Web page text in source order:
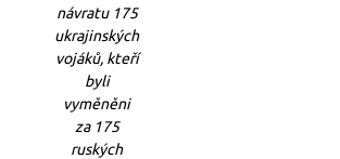
návratu 175
ukrajinských
vojáků, kteří
byli
vyměněni
za 175
ruských